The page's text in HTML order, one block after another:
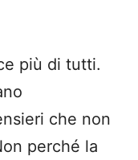
più di tutti.
che non
perché la